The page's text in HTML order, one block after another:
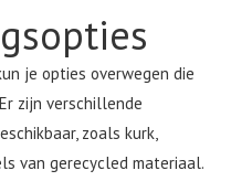
je opties overwegen die
zijn verschillende
zoals kurk,
van gerecycled materiaal.